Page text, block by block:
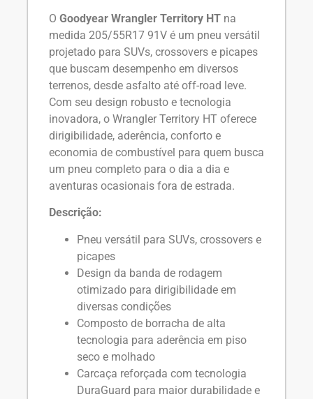
O Goodyear Wrangler Territory HT na
medida 205/55R17 91V é um pneu versátil
projetado para SUVs, crossovers e picapes
que buscam desempenho em diversos
terrenos, desde asfalto até off-road leve.
Com seu design robusto e tecnologia
inovadora, o Wrangler Territory HT oferece
dirigibilidade, aderência, conforto e
economia de combustível para quem busca
um pneu completo para o dia a dia e
aventuras ocasionais fora de estrada.
Descrição:
Pneu versátil para SUVs, crossovers e
picapes
Design da banda de rodagem
otimizado para dirigibilidade em
diversas condições
Composto de borracha de alta
tecnologia para aderência em piso
seco e molhado
Carcaça reforçada com tecnologia
DuraGuard para maior durabilidade e